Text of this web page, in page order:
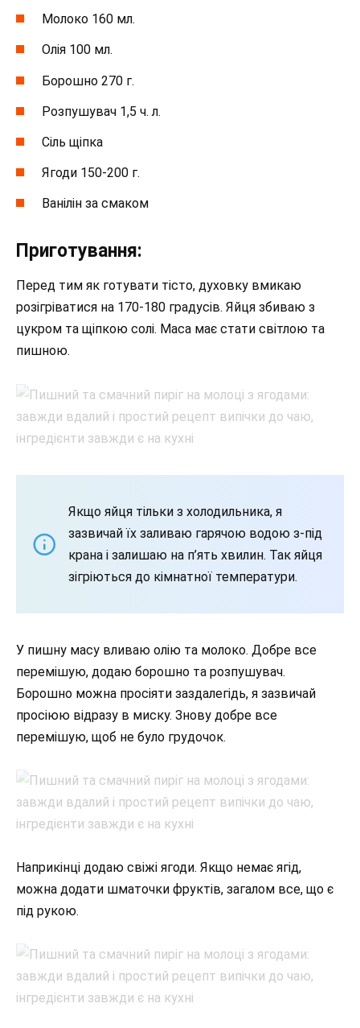
Молоко 160 мл.
Олія 100 мл.
Борошно 270 г.
Розпушувач 1,5 ч. л.
Сіль щіпка
Ягоди 150-200 г.
Ванілін за смаком
Приготування:
Перед тим як готувати тісто, духовку вмикаю
розігріватися на 170-180 градусів. Яйця збиваю з
цукром та щіпкою солі. Маса має стати світлою та
пишною.
Якщо яйця тільки з холодильника, я
зазвичай їх заливаю гарячою водою з-під
крана і залишаю на п’ять хвилин. Так яйця
зігріються до кімнатної температури.
У пишну масу вливаю олію та молоко. Добре все
перемішую, додаю борошно та розпушувач.
Борошно можна просіяти заздалегідь, я зазвичай
просіюю відразу в миску. Знову добре все
перемішую, щоб не було грудочок.
Наприкінці додаю свіжі ягоди. Якщо немає ягід,
можна додати шматочки фруктів, загалом все, що є
під рукою.